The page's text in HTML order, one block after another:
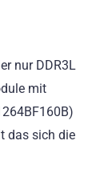
nur DDR3L
mit
das sich die